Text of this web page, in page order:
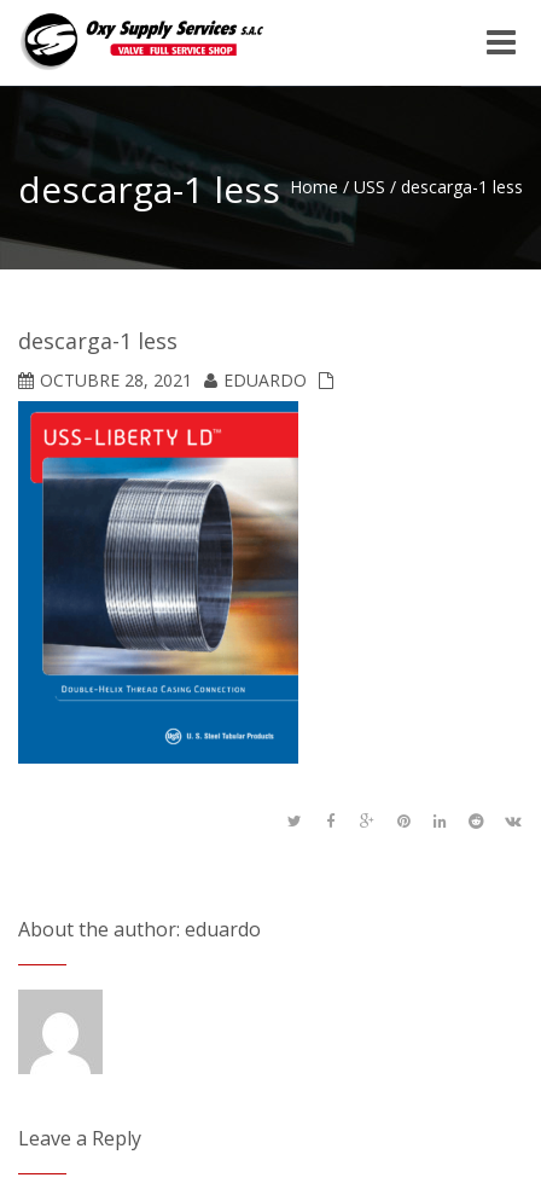
Toggle
descarga-1 less Home / USS / descarga-1 less
descarga-1 less
OCTUBRE 28, 2021 EDUARDO
About the author: eduardo
Leave a Reply